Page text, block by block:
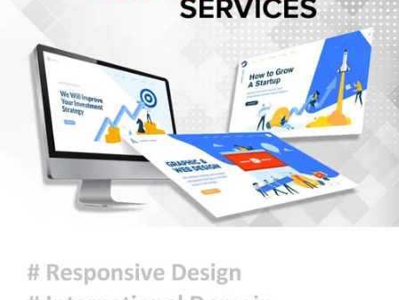
গোপালগঞ্জে ১৫ আগস্ট পর্যন্ত নিরাপত্তা
জোরদার, ৫ প্লাটুন বিজিবি মোতায়েন
আরেকটি বিপ্লব আসন্ন, সেই বিপ্লবের জন্য
আমি দেশবাসীকে প্রস্তুতি নেওয়ার আহ্বান
জানাচ্ছি- ডা. শফিকুর রহমান
জুলাই গণঅভ্যুত্থান দিবসে রাজশাহীতে
স্মৃতিস্তম্ভে শ্রদ্ধাঞ্জলি
‘জুলাই গণঅভ্যুত্থান স্মৃতি জাদুঘর’
উদ্বোধন করলেন প্রধানমন্ত্রী